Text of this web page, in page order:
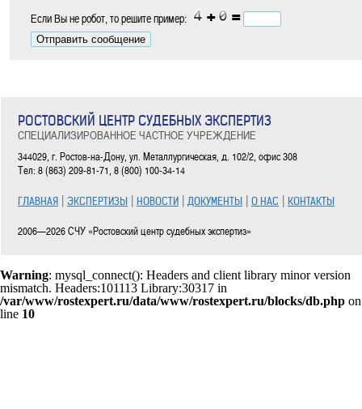
Если Вы не робот, то решите пример: + =
РОСТОВСКИЙ ЦЕНТР СУДЕБНЫХ ЭКСПЕРТИЗ
СПЕЦИАЛИЗИРОВАННОЕ ЧАСТНОЕ УЧРЕЖДЕНИЕ
344029, г. Ростов-на-Дону, ул. Металлургическая, д. 102/2, офис 308
Тел: 8 (863) 209-81-71, 8 (800) 100-34-14
ГЛАВНАЯ | ЭКСПЕРТИЗЫ | НОВОСТИ | ДОКУМЕНТЫ | О НАС | КОНТАКТЫ
2006—2026 СЧУ «Ростовский центр судебных экспертиз»
Warning: mysql_connect(): Headers and client library minor version
mismatch. Headers:101113 Library:30317 in
/var/www/rostexpert.ru/data/www/rostexpert.ru/blocks/db.php on
line 10